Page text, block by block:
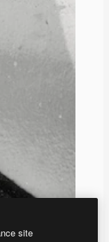
site